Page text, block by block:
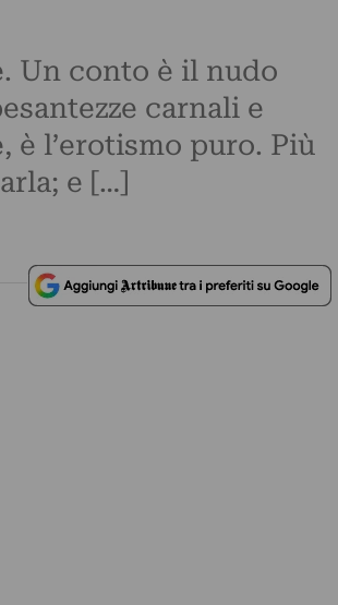
Un conto è il nudo
carnali e
l’erotismo puro. Più
e […]